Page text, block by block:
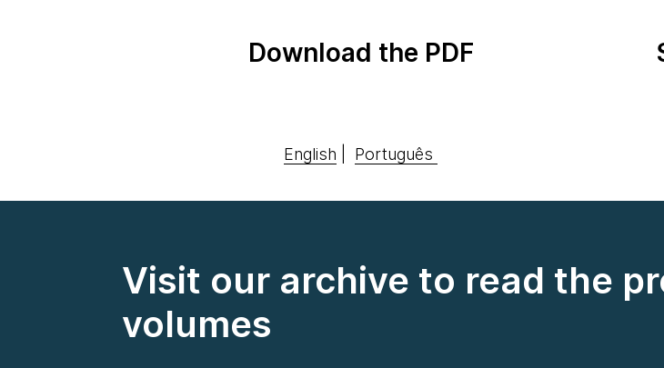
Download the PDF
English Português
Visit our archive to read the
volumes